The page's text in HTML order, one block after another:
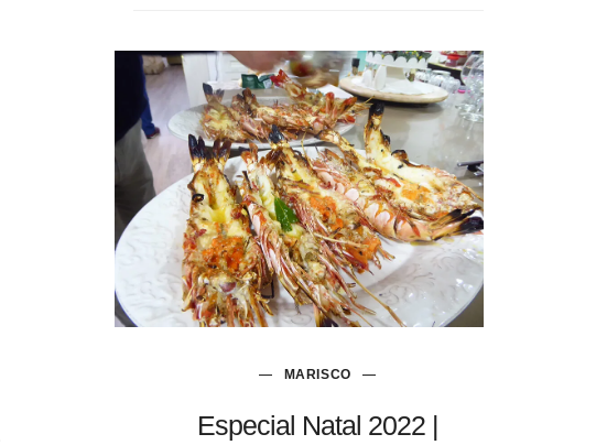
MARISCO
Especial Natal 2022 |